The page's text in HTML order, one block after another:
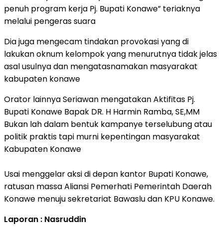
penuh program kerja Pj. Bupati Konawe” teriaknya
melalui pengeras suara
Dia juga mengecam tindakan provokasi yang di
lakukan oknum kelompok yang menurutnya tidak jelas
asal usulnya dan mengatasnamakan masyarakat
kabupaten konawe
Orator lainnya Seriawan mengatakan Aktifitas Pj.
Bupati Konawe Bapak DR. H Harmin Ramba, SE,MM
Bukan lah dalam bentuk kampanye terselubung atau
politik praktis tapi murni kepentingan masyarakat
Kabupaten Konawe
Usai menggelar aksi di depan kantor Bupati Konawe,
ratusan massa Aliansi Pemerhati Pemerintah Daerah
Konawe menuju sekretariat Bawaslu dan KPU Konawe.
Laporan : Nasruddin